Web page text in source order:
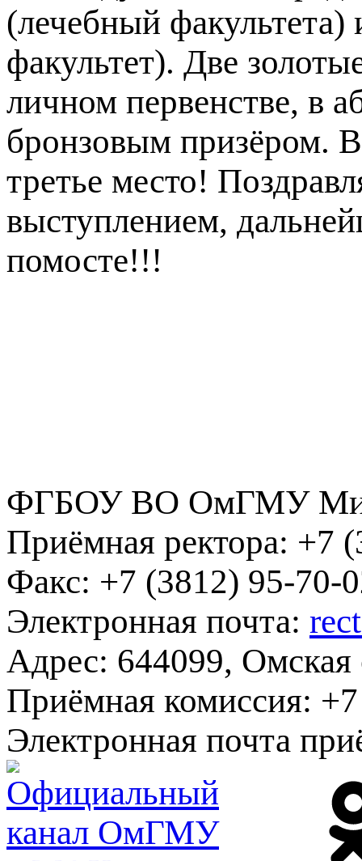
(лечебный
факультет). Две
личном первенстве, в
бронзовым призёром.
третье место!
выступлением,
помосте!!!
ФГБОУ ВО ОмГМУ
Приёмная ректора: +7
Факс: +7 (3812) 95-70-
Электронная почта:
Адрес: 644099, Омская
Приёмная комиссия:
Электронная почта